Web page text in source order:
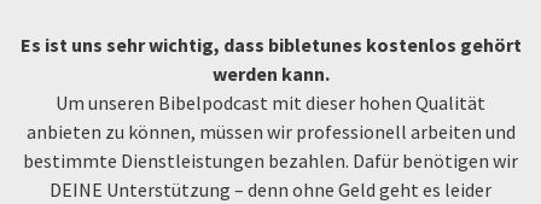
Es ist uns sehr wichtig, dass bibletunes kostenlos gehört
werden kann.
Um unseren Bibelpodcast mit dieser hohen Qualität
anbieten zu können, müssen wir professionell arbeiten und
bestimmte Dienstleistungen bezahlen. Dafür benötigen wir
DEINE Unterstützung – denn ohne Geld geht es leider